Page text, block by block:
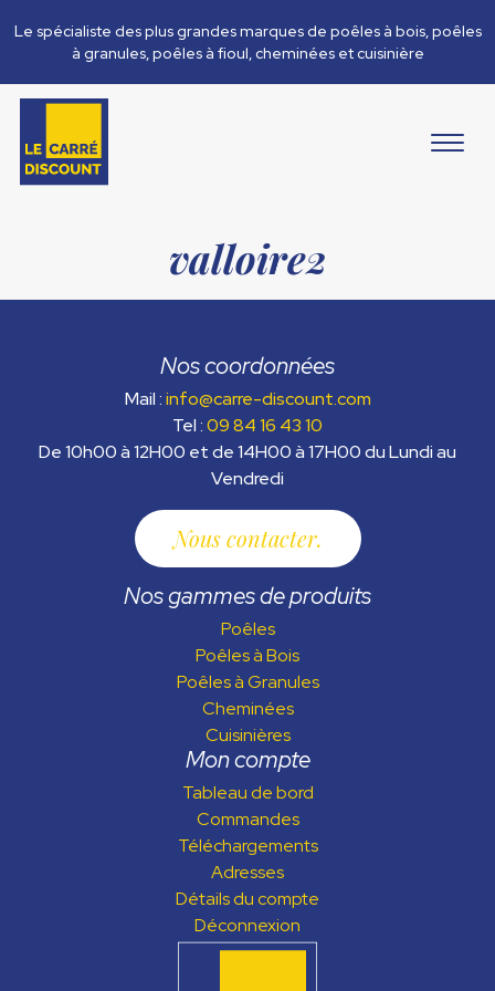
Le spécialiste des plus grandes marques de poêles à bois, poêles
à granules, poêles à fioul, cheminées et cuisinière
valloire2
Nos coordonnées
Mail :info@carre-discount.com
Tel :09 84 16 43 10
De 10h00 à 12H00 et de 14H00 à 17H00 du Lundi au
Vendredi
Nous contacter
Nos gammes de produits
Poêles
Poêles à Bois
Poêles à Granules
Cheminées
Cuisinières
Mon compte
Tableau de bord
Commandes
Téléchargements
Adresses
Détails du compte
Déconnexion